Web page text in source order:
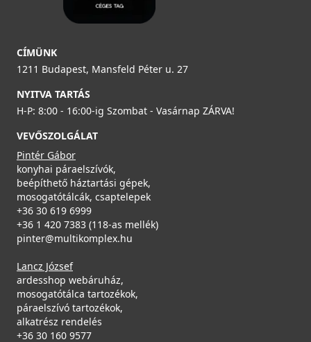
CÍMÜNK
1211 Budapest, Mansfeld Péter u. 27
NYITVA TARTÁS
H-P: 8:00 - 16:00-ig Szombat - Vasárnap ZÁRVA!
VEVŐSZOLGÁLAT
Pintér Gábor
konyhai páraelszívók,
beépíthető háztartási gépek,
mosogatótálcák, csaptelepek
+36 30 619 6999
+36 1 420 7383 (118-as mellék)
pinter@multikomplex.hu
Lancz József
ardesshop webáruház,
mosogatótálca tartozékok,
páraelszívó tartozékok,
alkatrész rendelés
+36 30 160 9577